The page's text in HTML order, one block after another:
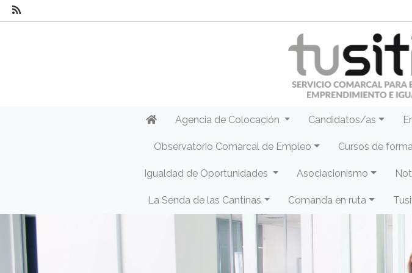
Agencia de Colocación Candidatos/as
Observatorio Comarcal de Empleo Cursos de
Igualdad de Oportunidades Asociacionismo
La Senda de las Cantinas Comanda en ruta